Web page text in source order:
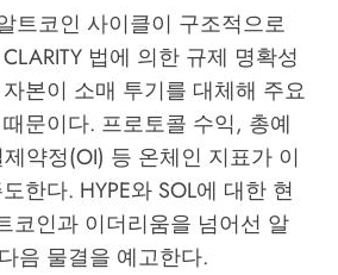
트코인 사이클이 구조적으로
법에 의한 규제 명확성
본이 소매 투기를 대체해 주요
문이다. 프로토콜 수익, 총예
약정(OI) 등 온체인 지표가 이
한다. HYPE와 SOL에 대한 현
코인과 이더리움을 넘어선 알
음 물결을 예고한다.